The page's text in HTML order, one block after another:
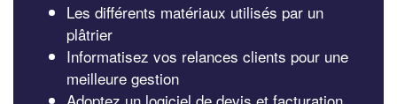
Les différents matériaux utilisés par un
plâtrier
Informatisez vos relances clients pour une
meilleure gestion